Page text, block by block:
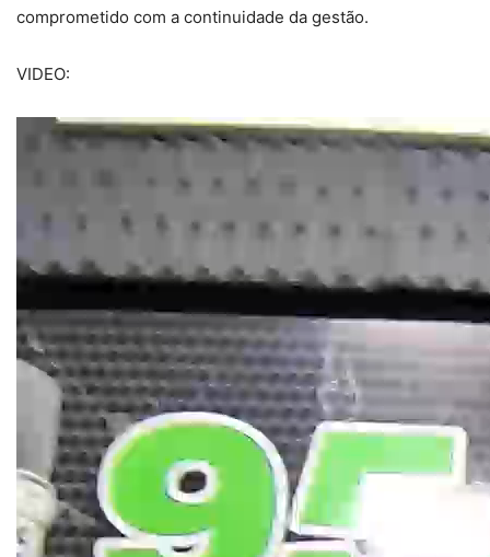
comprometido com a continuidade da gestão.
VIDEO: